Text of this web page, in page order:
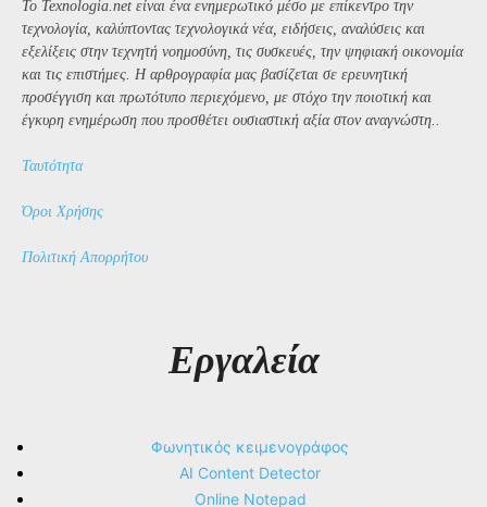
Το Texnologia.net είναι ένα ενημερωτικό μέσο με επίκεντρο την
τεχνολογία, καλύπτοντας τεχνολογικά νέα, ειδήσεις, αναλύσεις και
εξελίξεις στην τεχνητή νοημοσύνη, τις συσκευές, την ψηφιακή οικονομία
και τις επιστήμες. Η αρθρογραφία μας βασίζεται σε ερευνητική
προσέγγιση και πρωτότυπο περιεχόμενο, με στόχο την ποιοτική και
έγκυρη ενημέρωση που προσθέτει ουσιαστική αξία στον αναγνώστη..
Ταυτότητα
Όροι Χρήσης
Πολιτική Απορρήτου
Εργαλεία
Φωνητικός κειμενογράφος
AI Content Detector
Online Notepad